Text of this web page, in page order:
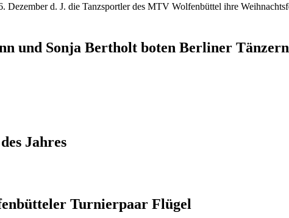
d. J. die Tanzsportler des MTV Wolfenbüttel ihre
und Sonja Bertholt boten Berliner
Jahres
Turnierpaar Flügel